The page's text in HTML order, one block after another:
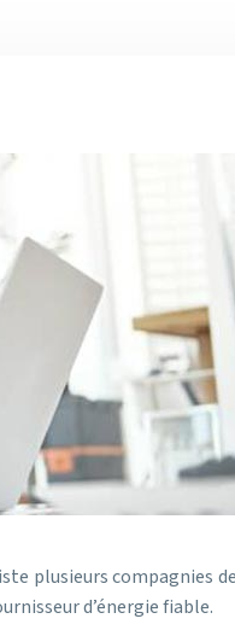
plusieurs compagnies
d’énergie fiable.